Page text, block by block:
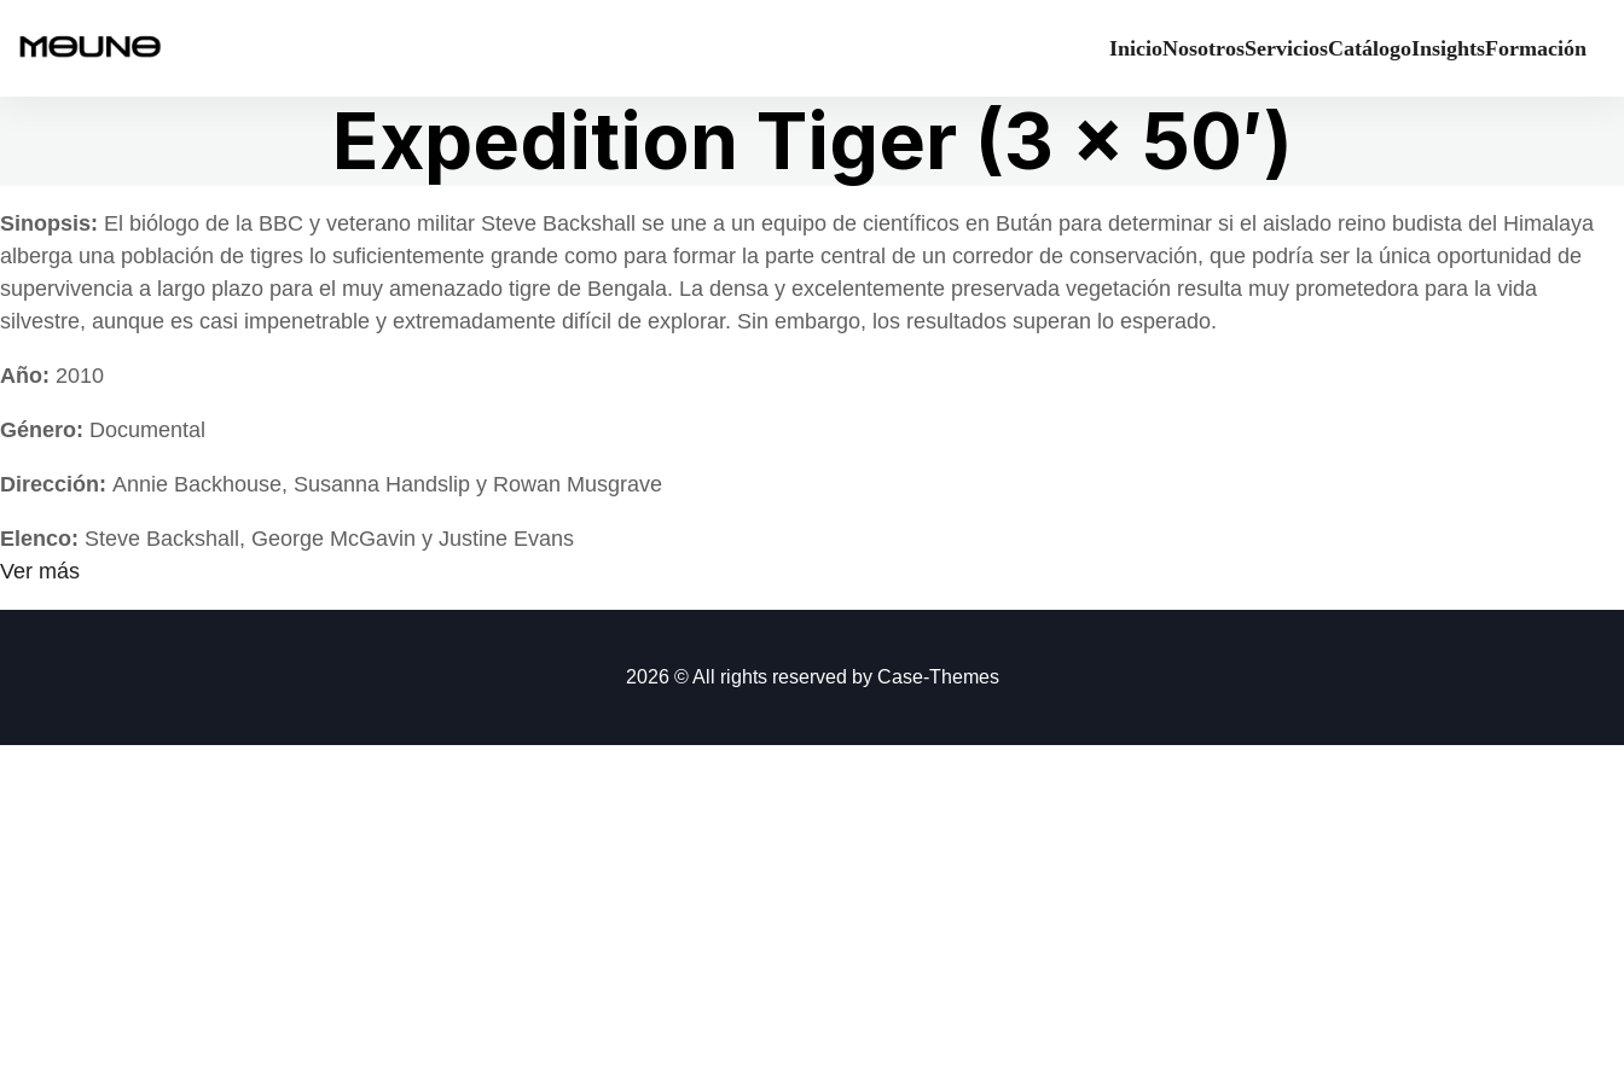
InicioNosotrosServiciosCatálogoInsightsFormación
Expedition Tiger (3 x 50′)
Sinopsis: El biólogo de la BBC y veterano militar Steve Backshall se une a un equipo de científicos en Bután para determinar si el aislado reino budista del Himalaya
alberga una población de tigres lo suficientemente grande como para formar la parte central de un corredor de conservación, que podría ser la única oportunidad de
supervivencia a largo plazo para el muy amenazado tigre de Bengala. La densa y excelentemente preservada vegetación resulta muy prometedora para la vida
silvestre, aunque es casi impenetrable y extremadamente difícil de explorar. Sin embargo, los resultados superan lo esperado.
Año: 2010
Género: Documental
Dirección: Annie Backhouse, Susanna Handslip y Rowan Musgrave
Elenco: Steve Backshall, George McGavin y Justine Evans
Ver más
2026 © All rights reserved by Case-Themes